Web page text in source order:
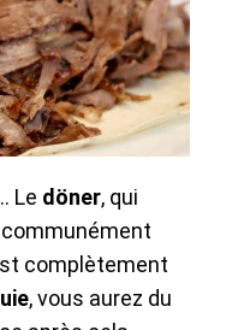
Le döner, qui
communément
complètement
, vous aurez du